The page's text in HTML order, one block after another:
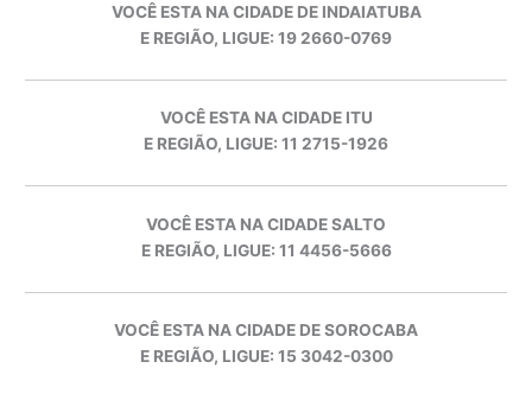
VOCÊ ESTA NA CIDADE DE INDAIATUBA
E REGIÃO, LIGUE: 19 2660-0769
VOCÊ ESTA NA CIDADE ITU
E REGIÃO, LIGUE: 11 2715-1926
VOCÊ ESTA NA CIDADE SALTO
E REGIÃO, LIGUE: 11 4456-5666
VOCÊ ESTA NA CIDADE DE SOROCABA
E REGIÃO, LIGUE: 15 3042-0300